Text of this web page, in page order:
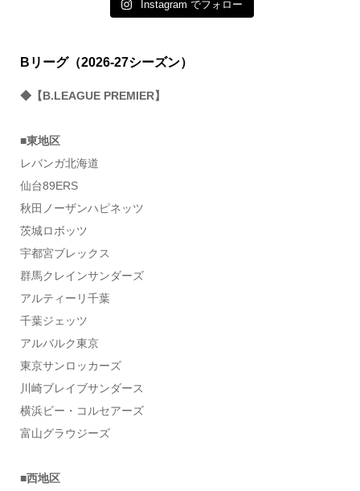
Instagram でフォロー
Bリーグ（2026-27シーズン）
◆【B.LEAGUE PREMIER】
■東地区
レバンガ北海道
仙台89ERS
秋田ノーザンハピネッツ
茨城ロボッツ
宇都宮ブレックス
群馬クレインサンダーズ
アルティーリ千葉
千葉ジェッツ
アルバルク東京
東京サンロッカーズ
川崎ブレイブサンダース
横浜ビー・コルセアーズ
富山グラウジーズ
■西地区